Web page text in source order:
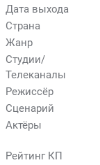
Дата выхода
Страна
Жанр
Студии/
Телеканалы
Режиссёр
Сценарий
Актёры
Рейтинг КП